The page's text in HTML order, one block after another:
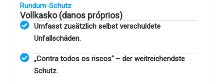
Rundum-Schutz
Vollkasko (danos próprios)
Umfasst zusätzlich selbst verschuldete
Unfallschäden.
„Contra todos os riscos" – der weitreichendste
Schutz.